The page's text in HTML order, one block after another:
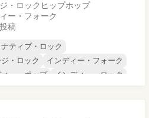
・ロック ヒップホップ
ー・フォーク
稿
ティブ・ロック
・ロック
インディー・フォーク
ィー・ポップ
インディー・ロック